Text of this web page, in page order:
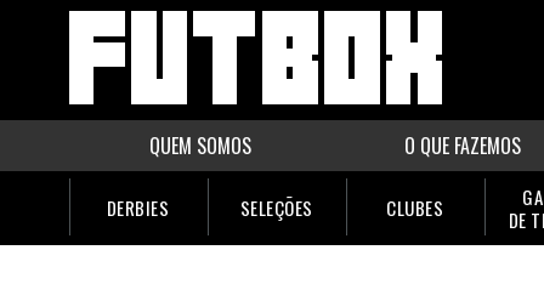
QUEM SOMOS O QUE FAZEMOS
DERBIES SELEÇÕES CLUBES
DE